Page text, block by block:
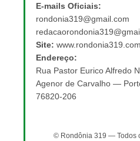
E-mails Oficiais:
rondonia319@gmail.com
Site:
Endereço:
Rua Pastor Eurico Alfredo
Agenor de Carvalho —
76820-206
© Rondônia 319 — Todos